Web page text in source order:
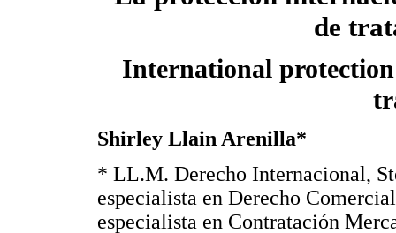
de
International
Shirley Llain Arenilla*
* LL.M. Derecho Internacional,
especialista en Derecho
especialista en Contratación